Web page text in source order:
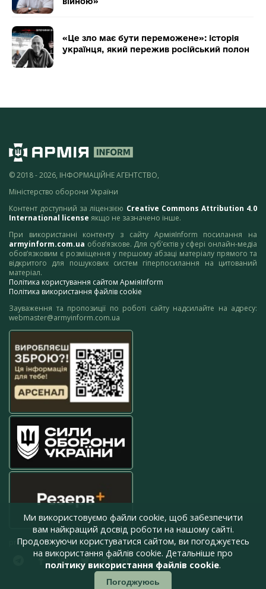
«Це зло має бути переможене»: історія
українця, який пережив російський полон
© 2018 - 2026, ІНФОРМАЦІЙНЕ АГЕНТСТВО,
Міністерство оборони України
Контент доступний за ліцензією Creative Commons Attribution 4.0
International license якщо не зазначено інше.
При використанні контенту з сайту АрміяInform посилання на
armyinform.com.ua обов’язкове. Для суб’єктів у сфері онлайн-медіа
обов’язковим є розміщення у першому абзаці матеріалу прямого та
відкритого для пошукових систем гіперпосилання на цитований
матеріал.
Політика користування сайтом АрміяInform
Політика використання файлів cookie
Зауваження та пропозиції по роботі сайту надсилайте на адресу:
webmaster@armyinform.com.ua
press@armyinform.com.ua
Ми використовуємо файли cookie, щоб забезпечити
вам найкращий досвід роботи на нашому сайті.
Продовжуючи користуватися сайтом, ви погоджуєтесь
на використання файлів cookie. Детальніше про
політику використання файлів cookie.
Погоджуюсь